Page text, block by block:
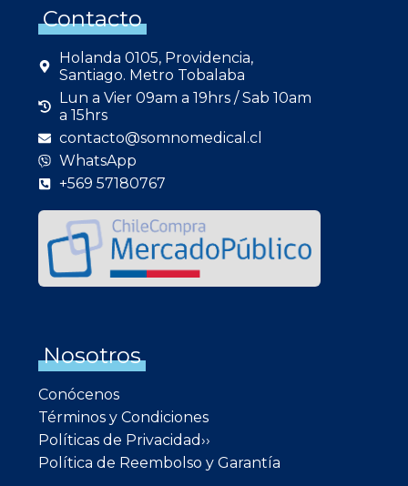
Contacto
Holanda 0105, Providencia,
Santiago. Metro Tobalaba
Lun a Vier 09am a 19hrs / Sab 10am
a 15hrs
contacto@somnomedical.cl
WhatsApp
+569 57180767
Nosotros
Conócenos
Términos y Condiciones
Políticas de Privacidad››
Política de Reembolso y Garantía